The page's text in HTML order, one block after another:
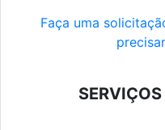
Faça uma